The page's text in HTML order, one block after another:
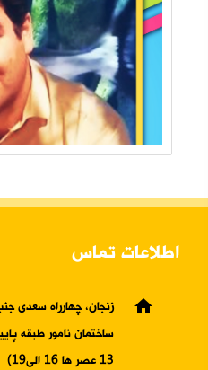
اطلاعات تماس
home
زنجان، چهارراه سعدی
13 عصر ها 16 الی19)